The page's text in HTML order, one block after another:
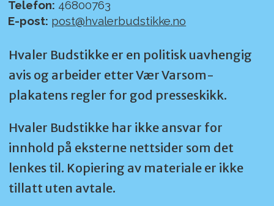
Telefon: 46800763
E-post: post@hvalerbudstikke.no
Hvaler Budstikke er en politisk uavhengig
avis og arbeider etter Vær Varsom-
plakatens regler for god presseskikk.
Hvaler Budstikke har ikke ansvar for
innhold på eksterne nettsider som det
lenkes til. Kopiering av materiale er ikke
tillatt uten avtale.